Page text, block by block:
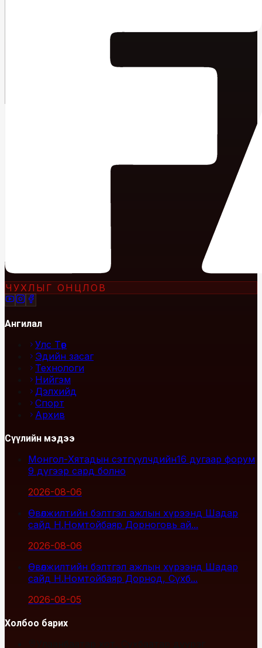
ЧУХЛЫГ ОНЦЛОВ
Ангилал
Улс Төр
Эдийн засаг
Технологи
Нийгэм
Дэлхийд
Спорт
Архив
Сүүлийн мэдээ
Монгол-Хятадын сэтгүүлчдийн16 дугаар форум
9 дүгээр сард болно
2026-08-06
Өвөлжилтийн бэлтгэл ажлын хүрээнд Шадар
сайд Н.Номтойбаяр Дорноговь ай...
2026-08-06
Өвөлжилтийн бэлтгэл ажлын хүрээнд Шадар
сайд Н.Номтойбаяр Дорнод, Сүхб...
2026-08-05
Холбоо барих